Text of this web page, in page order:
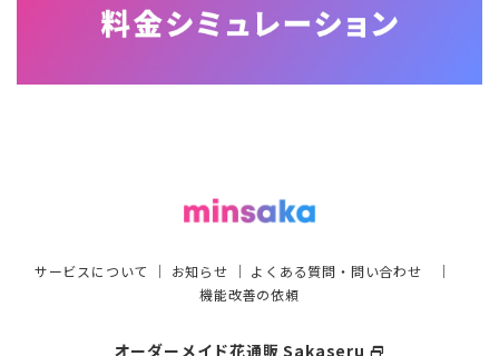
サービスについて ｜ お知らせ ｜ よくある質問・問い合わせ ｜
機能改善の依頼
オーダーメイド花通販 Sakaseru select_window